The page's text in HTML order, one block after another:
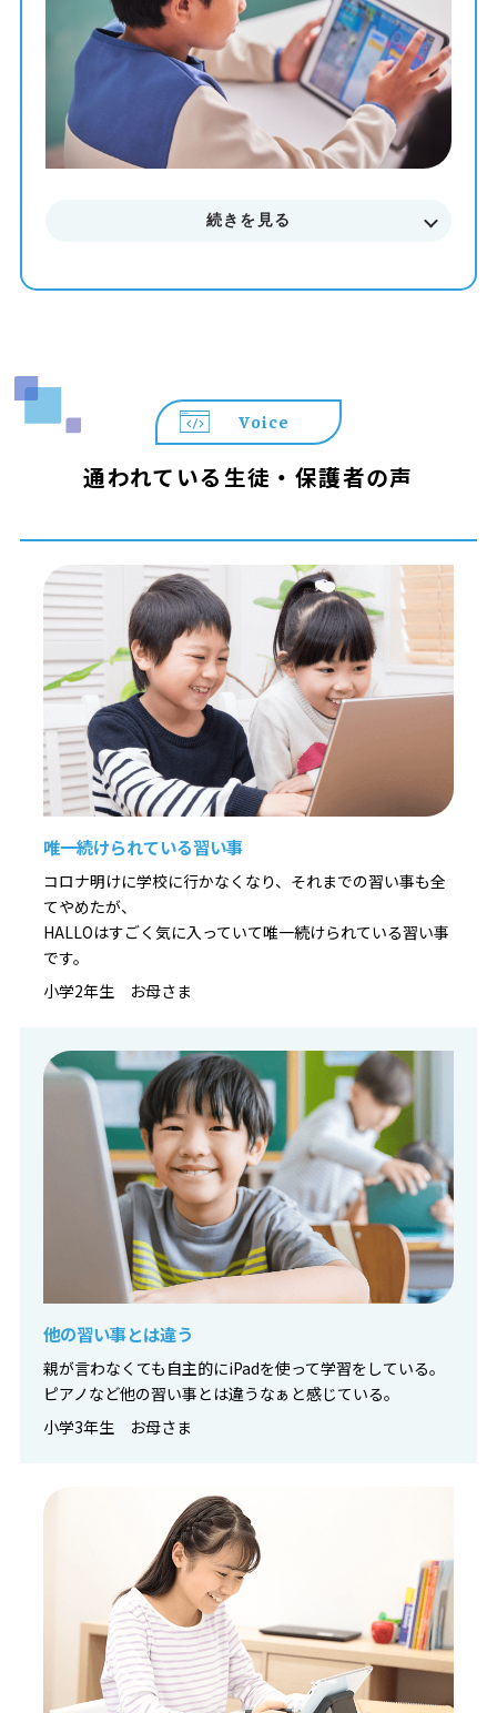
まずはお気軽に無料体験授業にご参加下さい。
料金やカリキュラムなどに関してもご説明致します。
続きを見る
Voice
通われている生徒・保護者の声
唯一続けられている習い事
コロナ明けに学校に行かなくなり、それまでの習い事も全
てやめたが、
HALLOはすごく気に入っていて唯一続けられている習い事
です。
小学2年生 お母さま
他の習い事とは違う
親が言わなくても自主的にiPadを使って学習をしている。
ピアノなど他の習い事とは違うなぁと感じている。
小学3年生 お母さま